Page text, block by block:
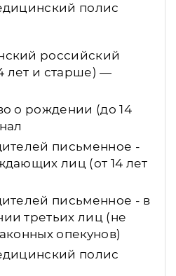
полис
российский
лет и старше) —
о рождении (до 14
письменное -
лиц (от 14 лет
письменное - в
третьих лиц (не
опекунов)
полис